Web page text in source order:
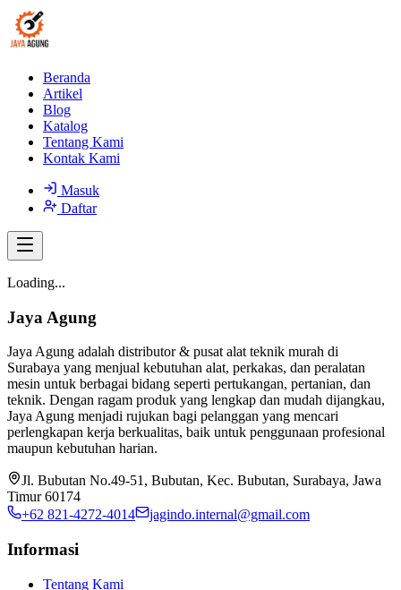
Beranda
Artikel
Blog
Katalog
Tentang Kami
Kontak Kami
Masuk
Daftar
Loading...
Jaya Agung
Jaya Agung adalah distributor & pusat alat teknik murah di
Surabaya yang menjual kebutuhan alat, perkakas, dan peralatan
mesin untuk berbagai bidang seperti pertukangan, pertanian, dan
teknik. Dengan ragam produk yang lengkap dan mudah dijangkau,
Jaya Agung menjadi rujukan bagi pelanggan yang mencari
perlengkapan kerja berkualitas, baik untuk penggunaan profesional
maupun kebutuhan harian.
Jl. Bubutan No.49-51, Bubutan, Kec. Bubutan, Surabaya, Jawa
Timur 60174
+62 821-4272-4014
jagindo.internal@gmail.com
Informasi
Tentang Kami